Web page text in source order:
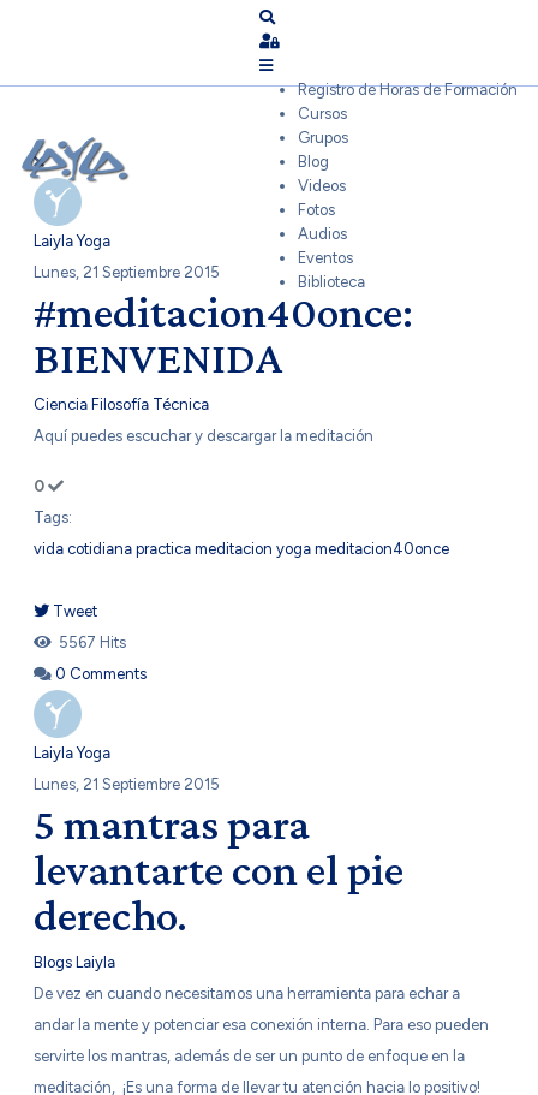
Search
Sign In
Registro de Horas de Formación
Cursos
Grupos
Blog
Videos
Fotos
Audios
Eventos
Biblioteca
Laiyla Yoga
Lunes, 21 Septiembre 2015
#meditacion40once:
BIENVENIDA
Ciencia Filosofía Técnica
Aquí puedes escuchar y descargar la meditación
0
Tags:
vida cotidiana practica meditacion yoga meditacion40once
Tweet
pinterest
5567 Hits
0 Comments
Laiyla Yoga
Lunes, 21 Septiembre 2015
5 mantras para
levantarte con el pie
derecho.
Blogs Laiyla
De vez en cuando necesitamos una herramienta para echar a
andar la mente y potenciar esa conexión interna. Para eso pueden
servirte los mantras, además de ser un punto de enfoque en la
meditación, ¡Es una forma de llevar tu atención hacia lo positivo!